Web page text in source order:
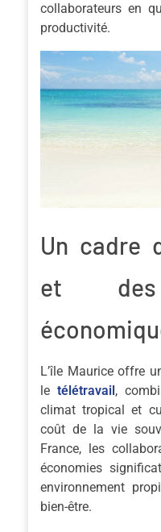
collaborateurs en
productivité.
Un cadre
et des
L’île Maurice offre
le télétravail ,
climat tropical et
coût de la vie
France, les
économies
environnement
bien-être.